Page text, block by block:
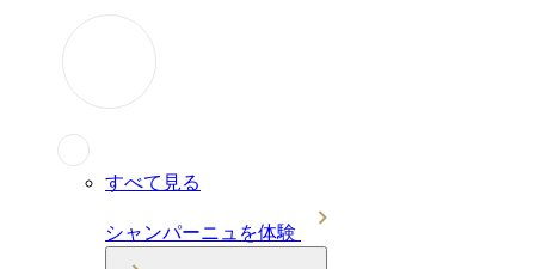
すべて見る
シャンパーニュを体験